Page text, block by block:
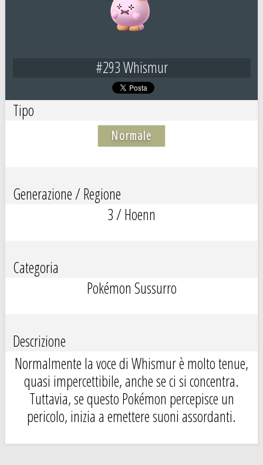
#293 Whismur
Tipo
Normale
Generazione / Regione
3 / Hoenn
Categoria
Pokémon Sussurro
Descrizione
Normalmente la voce di Whismur è molto tenue,
quasi impercettibile, anche se ci si concentra.
Tuttavia, se questo Pokémon percepisce un
pericolo, inizia a emettere suoni assordanti.